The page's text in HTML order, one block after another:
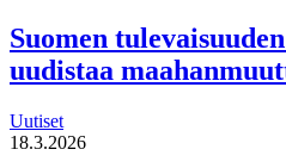
liikuntaneuvontapalvelun
kirjaamisen,
lähettämisen
käytännöistä
Suomen
uudistaa
Uutiset
18.3.2026